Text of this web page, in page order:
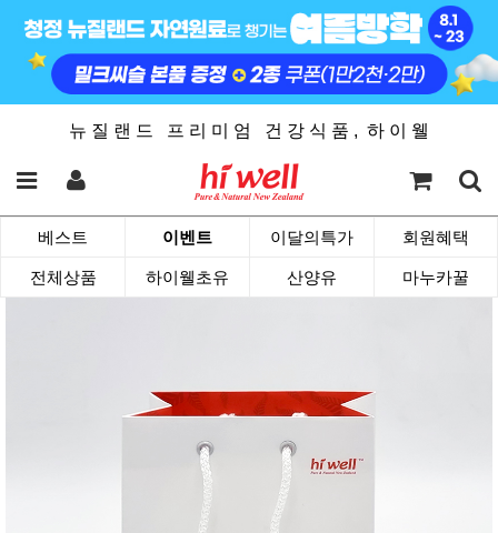
뉴 질 랜 드 프 리 미 엄 건 강 식 품 , 하 이 웰
베스트 이벤트 이달의특가 회원혜택
전체상품 하이웰초유 산양유 마누카꿀